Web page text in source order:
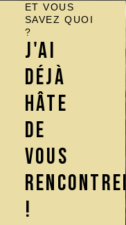
ET VOUS
SAVEZ QUOI
?
J'AI
DÉJÀ
HÂTE
DE
VOUS
RENCONTRER
!